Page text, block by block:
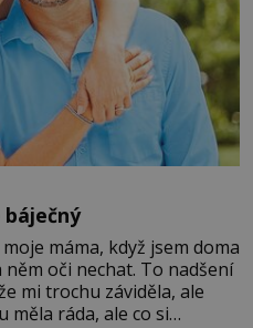
máma, když jsem doma
oči nechat. To nadšení
mi trochu záviděla, ale
měla ráda, ale co si